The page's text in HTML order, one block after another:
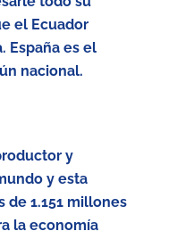
el Ecuador
España es el
nacional.
y
y esta
de 1.151 millones
la economía